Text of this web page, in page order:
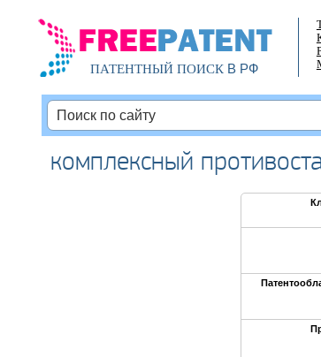
ПАТЕНТНЫЙ ПОИСКВ РФ
комплексный